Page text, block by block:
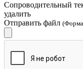
Сопроводительный
удалить
Отправить файл